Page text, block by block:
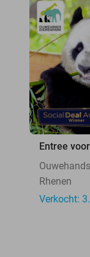
Entree
Rhenen
Verkocht: